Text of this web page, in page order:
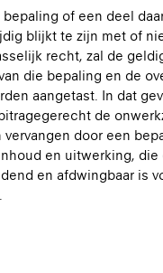
bepaling of een deel
blijkt te zijn met of
recht, zal de
die bepaling en de
aangetast. In dat
de
vervangen door een
en uitwerking, die
en afdwingbaar is